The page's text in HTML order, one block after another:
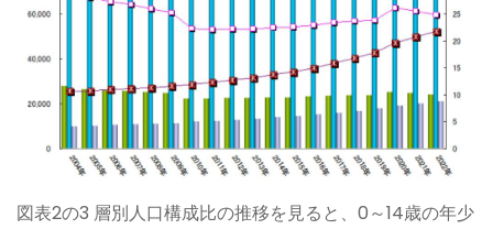
図表2の3 層別人口構成比の推移を見ると、0～14歳の年少